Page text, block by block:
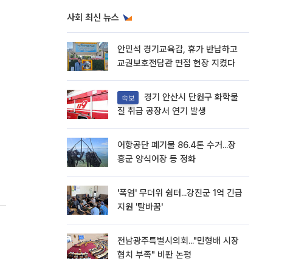
사회 최신 뉴스
안민석 경기교육감, 휴가 반납하고
교권보호전담관 면접 현장 지켰다
속보
질 취급 공장서 연기 발생
어항공단 폐기물 86.4톤 수거...장
흥군 양식어장 등 정화
'폭염' 무더위 쉼터...강진군 1억 긴급
지원 '탈바꿈'
전남광주특별시의회..."민형배 시장
협치 부족" 비판 논평